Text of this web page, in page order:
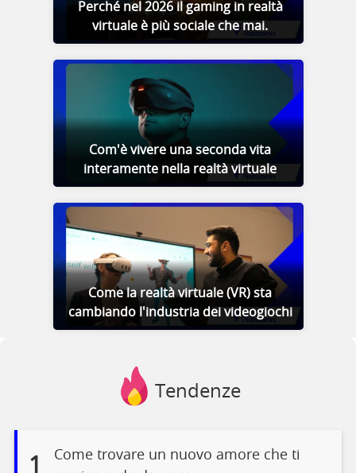
Perché nel 2026 il gaming in realtà
virtuale è più sociale che mai.
Com'è vivere una seconda vita
interamente nella realtà virtuale
Come la realtà virtuale (VR) sta
cambiando l'industria dei videogiochi
Tendenze
1
Come trovare un nuovo amore che ti